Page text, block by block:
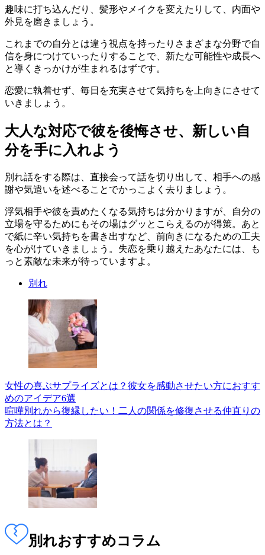
趣味に打ち込んだり、髪形やメイクを変えたりして、内面や
外見を磨きましょう。
これまでの自分とは違う視点を持ったりさまざまな分野で自
信を身につけていったりすることで、新たな可能性や成長へ
と導くきっかけが生まれるはずです。
恋愛に執着せず、毎日を充実させて気持ちを上向きにさせて
いきましょう。
大人な対応で彼を後悔させ、新しい自
分を手に入れよう
別れ話をする際は、直接会って話を切り出して、相手への感
謝や気遣いを述べることでかっこよく去りましょう。
浮気相手や彼を責めたくなる気持ちは分かりますが、自分の
立場を守るためにもその場はグッとこらえるのが得策。あと
で紙に辛い気持ちを書き出すなど、前向きになるための工夫
を心がけていきましょう。失恋を乗り越えたあなたには、も
っと素敵な未来が待っていますよ。
別れ
女性の喜ぶサプライズとは？彼女を感動させたい方におすす
めのアイデア6選
喧嘩別れから復縁したい！二人の関係を修復させる仲直りの
方法とは？
別れおすすめコラム